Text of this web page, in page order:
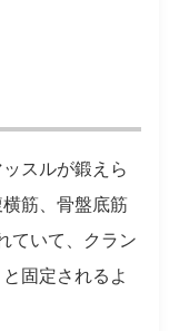
スルが鍛えら
筋、骨盤底筋
ていて、クラン
固定されるよ